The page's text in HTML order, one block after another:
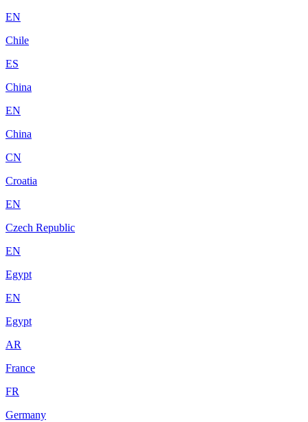
EN
Chile
ES
China
EN
China
CN
Croatia
EN
Czech Republic
EN
Egypt
EN
Egypt
AR
France
FR
Germany